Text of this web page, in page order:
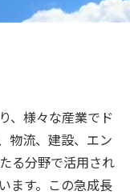
、様々な産業でド
物流、建設、エン
る分野で活用され
ます。この急成長